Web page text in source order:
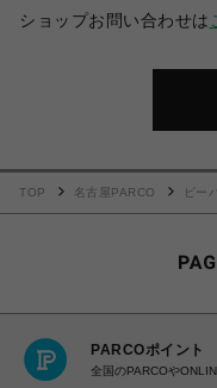
ショップお問い合わせは
TOP 名古屋PARCO ビー
PARCOポイント
全国のPARCOや